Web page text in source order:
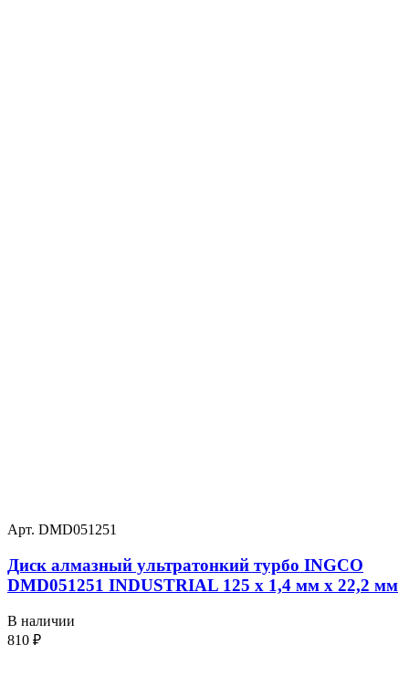
Арт. DMD051251
Диск алмазный ультратонкий турбо INGCO
DMD051251 INDUSTRIAL 125 х 1,4 мм x 22,2 мм
В наличии
810 ₽